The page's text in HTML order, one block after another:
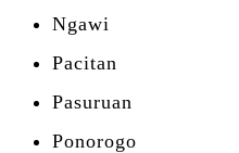
Ngawi
Pacitan
Pasuruan
Ponorogo